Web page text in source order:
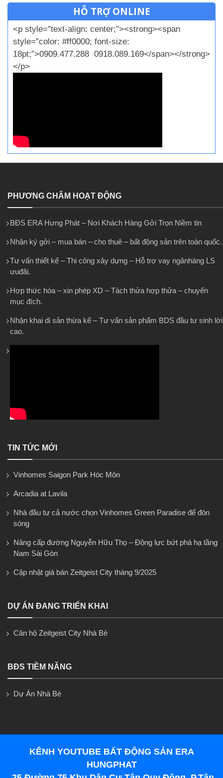
HỖ TRỢ ONLINE
<p style=”text-align: center;”><strong><span
style=”color: #ff0000; font-size:
18pt;”>0909.477.288 0918.089.169</span></strong>
</p>
PHƯƠNG CHÂM HOẠT ĐỘNG
BĐS ERA Hưng Phát – Nơi Khách Hàng Gởi Trọn Niềm tin
Nhận ký gởi – mua bán – cho thuê – bất động sản trên toàn quốc.
Tư vấn thiết kế – Thi công xây dựng – Hỗ trợ vay ngânhàng LS
ưuđãi.
Hợp thức hóa – xin phép XD – Tách thửa hợp thửa – chuyển
mục đích.
Nhận khai di sản thừa kế – Tư vấn sản phẩm BDS đầu tư sinh lời
cao.
TIN TỨC MỚI
Vinhomes Saigon Park Hóc Môn
Arcadia at Lavila
Nhà đầu tư cả nước chọn Vinhomes Green Paradise để đón
sóng
Nâng cấp đường Nguyễn Hữu Thọ – Động lực bứt phá hạ tầng
Nam Sài Gòn
Cập nhật giá bán Zeitgeist City tháng 9/2025
DỰ ÁN ĐANG TRIỂN KHAI
Căn hộ Zeitgeist City Nhà Bè
BĐS TIỀM NĂNG
Dự Án Nhà Bè
KÊNH YOUTUBE BẤT ĐỘNG SẢN ERA
HUNGPHAT